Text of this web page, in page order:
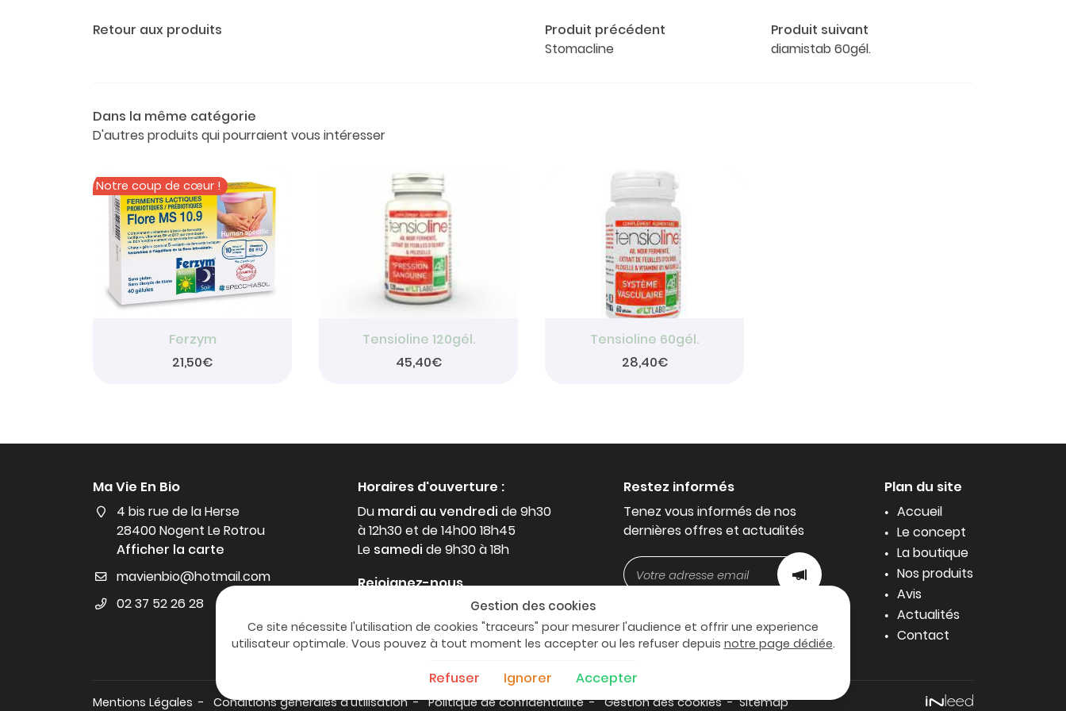
Retour aux produits
Produit précédent
Stomacline
Produit suivant
diamistab 60gél.
Dans la même catégorie
D'autres produits qui pourraient vous intéresser
Notre coup de cœur !
Ferzym
21,50€
Tensioline 120gél.
45,40€
Tensioline 60gél.
28,40€
Ma Vie En Bio
4 bis rue de la Herse
28400 Nogent Le Rotrou
Afficher la carte
02 37 52 26 28
Horaires d'ouverture :
Du mardi au vendredi de 9h30
à 12h30 et de 14h00 18h45
Le samedi de 9h30 à 18h
Rejoignez-nous
Restez informés
Tenez vous informés de nos
dernières offres et actualités
Plan du site
Accueil
Le concept
La boutique
Nos produits
Avis
Actualités
Contact
Mentions Légales Conditions générales d'utilisation Politique de confidentialité Gestion des cookies Sitemap
Gestion des cookies
Ce site nécessite l'utilisation de cookies "traceurs" pour mesurer l'audience et offrir une experience
utilisateur optimale. Vous pouvez à tout moment les accepter ou les refuser depuis notre page dédiée.
Refuser Ignorer Accepter